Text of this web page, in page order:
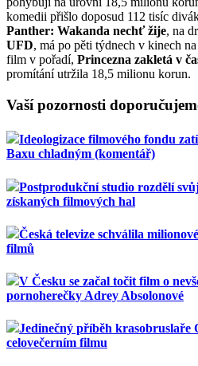
komedii přišlo doposud 112 tisíc
Panther: Wakanda nechť žije, na
UFD, má po pěti týdnech v kinech
film v pořadí, Princezna zakletá v
promítání utržila 18,5 milionu korun.
Vaší pozornosti
Ideologizace filmového fondu
Baxu chladným (komentář)
Postprodukční studio rozdělí
získaných filmových hal
Česká televize schválila
filmů
V Česku se začal točit film o
pornoherečky Adrey Absolonové
Jedinečný příběh krasobruslaře
celovečerním filmu